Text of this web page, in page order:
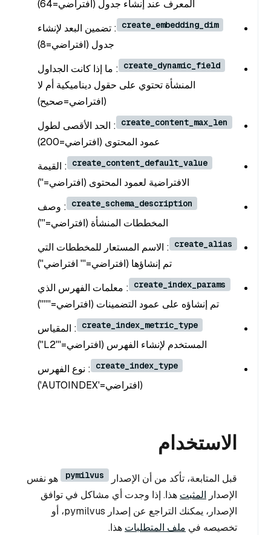
المعرف عند إنشاء جدول (افتراضي=64)
create_embedding_dim : تضمين البعد لإنشاء
جدول (افتراضي=8)
create_dynamic_field : ما إذا كانت الجداول
المنشأة تحتوي على حقول ديناميكية أم لا
(افتراضي=صحيح)
create_content_max_len : الحد الأقصى لطول
عمود المحتوى (افتراضي=200)
create_content_default_value : القيمة
الافتراضية لعمود المحتوى (افتراضي='')
create_schema_description : وصف
المخططات المنشأة (افتراضي=''')
create_alias : الاسم المستعار للمخططات التي
تم إنشاؤها (افتراضي=''' افتراضي'')
create_index_params : معلمات الفهرس الذي
تم إنشاؤه على عمود التضمينات (افتراضي='''''')
create_index_metric_type : المقياس
المستخدم لإنشاء الفهرس (افتراضي='''L2'')
create_index_type : نوع الفهرس
(افتراضي='AUTOINDEX')
الاستخدام
قبل المتابعة، تأكد من أن الإصدار pymilvus
هو نفس
الإصدار المثبت هذا. إذا وجدت أي مشاكل في توافق
الإصدار، يمكنك التراجع عن إصدار pymilvus، أو
تخصيصه في ملف المتطلبات هذا.